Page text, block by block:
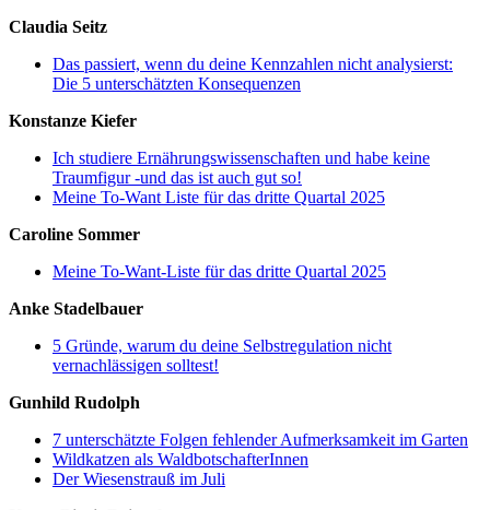
Claudia Seitz
Das passiert, wenn du deine Kennzahlen nicht analysierst:
Die 5 unterschätzten Konsequenzen
Konstanze Kiefer
Ich studiere Ernährungswissenschaften und habe keine
Traumfigur -und das ist auch gut so!
Meine To-Want Liste für das dritte Quartal 2025
Caroline Sommer
Meine To-Want-Liste für das dritte Quartal 2025
Anke Stadelbauer
5 Gründe, warum du deine Selbstregulation nicht
vernachlässigen solltest!
Gunhild Rudolph
7 unterschätzte Folgen fehlender Aufmerksamkeit im Garten
Wildkatzen als WaldbotschafterInnen
Der Wiesenstrauß im Juli